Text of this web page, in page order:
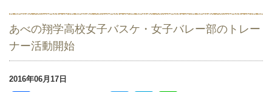
あべの翔学高校女子バスケ・女子バレー部のトレー
ナー活動開始
2016年06月17日